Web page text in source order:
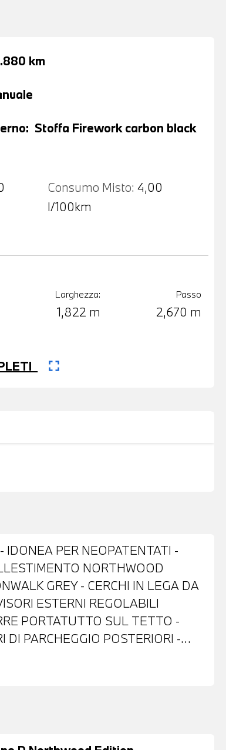
km
Stoffa Firework carbon black
Consumo Misto: 4,00
l/100km
Larghezza:
1,822 m
Passo
2,670 m
fullscreen
IDONEA PER NEOPATENTATI -
NORTHWOOD
GREY - CERCHI IN LEGA DA
ESTERNI REGOLABILI
PORTATUTTO SUL TETTO -
PARCHEGGIO POSTERIORI -
MANUALE - DRIVING
SERVICES - CHIAMATA DI
CELLUALRE - CLIMATIZZATORE
- POSSIBILITA' DI PROVA -